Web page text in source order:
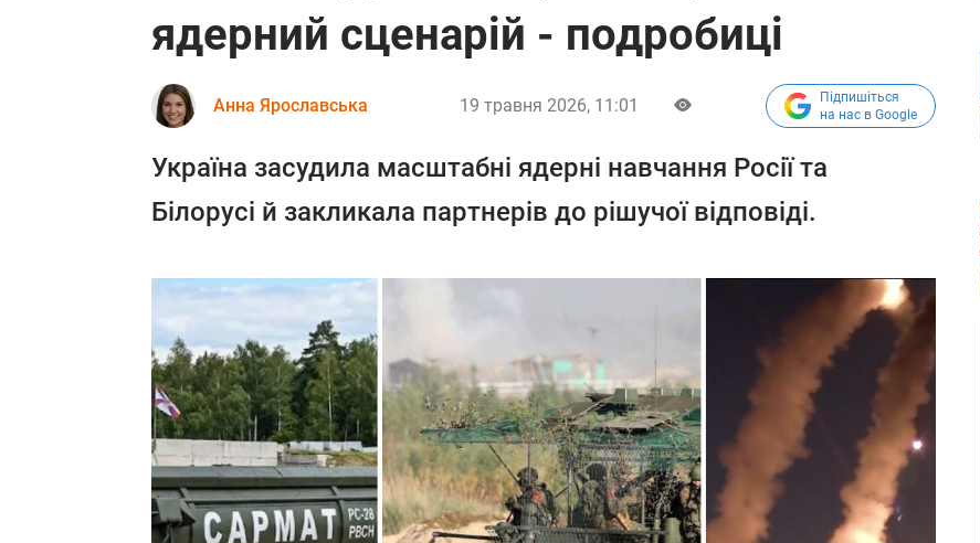
ядерний сценарій - подробиці
Анна Ярославська 19 травня 2026, 11:01
Підпишіться
на нас в Google
Україна засудила масштабні ядерні навчання Росії та
Білорусі й закликала партнерів до рішучої відповіді.